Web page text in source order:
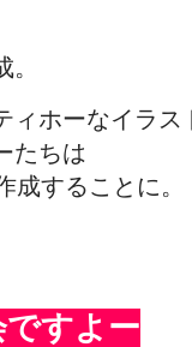
ィホーなイラス
たちは
成することに。
すよー